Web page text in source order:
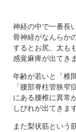
神経の中で一番長
骨神経がなんらか
するとお尻、太も
感覚麻痺が出てき
年齢が若いと「椎
「腰部脊柱管狭
にある腰椎に異常
しびれが出てきます
また梨状筋という